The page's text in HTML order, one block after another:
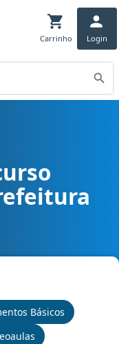
Carrinho Login
Municipal cargo
Básicos